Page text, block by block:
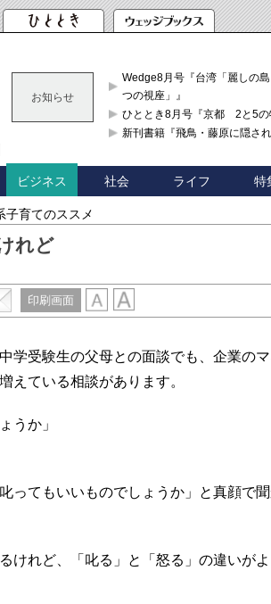
お知らせ
Wedge8月号『台湾「麗しの
つの視座」』
ひととき8月号『京都 2と5の
新刊書籍『飛鳥・藤原に隠さ
ビジネス 社会 ライフ 特
子育てのススメ
れど
印刷画面
学受験生の父母との面談でも、企業の
えている相談があります。
うか」
ってもいいものでしょうか」と真顔で
けれど、「叱る」と「怒る」の違いが